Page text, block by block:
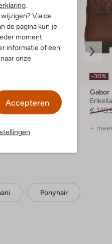
.
Via de
de pagina kun je
moment
informatie of een
onze
Accepteren
Enkellaarsjes
189,99
€ 143,99
+ meer kleuren
-30%
Gabor
€
+
Ponyhair